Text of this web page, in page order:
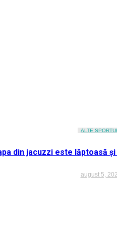
ALTE
din jacuzzi este lăptoasă
august 5,